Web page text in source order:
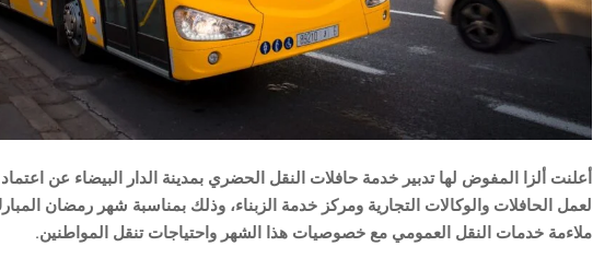
أعلنت ألزا المفوض لها تدبير خدمة حافلات النقل الحضري بمدينة الدار البيضاء عن
لعمل الحافلات والوكالات التجارية ومركز خدمة الزبناء، وذلك بمناسبة شهر رمضان
ملاءمة خدمات النقل العمومي مع خصوصيات هذا الشهر واحتياجات تنقل المواطنين.